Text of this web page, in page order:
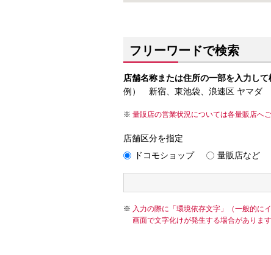
フリーワードで検索
店舗名称または住所の一部を入力して
例） 新宿、東池袋、浪速区 ヤマダ
量販店の営業状況については各量販店へご
店舗区分を指定
ドコモショップ
量販店など
入力の際に「環境依存文字」（一般的に
画面で文字化けが発生する場合がありま